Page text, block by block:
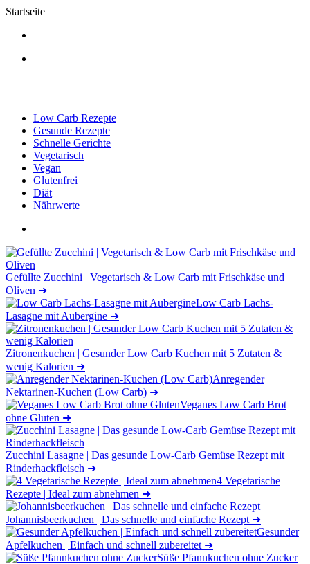
Startseite
Low Carb Rezepte
Gesunde Rezepte
Schnelle Gerichte
Vegetarisch
Vegan
Glutenfrei
Diät
Nährwerte
Gefüllte Zucchini | Vegetarisch & Low Carb mit Frischkäse und
Oliven ➜
Low Carb Lachs-
Lasagne mit Aubergine ➜
Zitronenkuchen | Gesunder Low Carb Kuchen mit 5 Zutaten &
wenig Kalorien ➜
Anregender
Nektarinen-Kuchen (Low Carb) ➜
Veganes Low Carb Brot
ohne Gluten ➜
Zucchini Lasagne | Das gesunde Low-Carb Gemüse Rezept mit
Rinderhackfleisch ➜
4 Vegetarische
Rezepte | Ideal zum abnehmen ➜
Johannisbeerkuchen | Das schnelle und einfache Rezept ➜
Gesunder
Apfelkuchen | Einfach und schnell zubereitet ➜
Süße Pfannkuchen ohne Zucker